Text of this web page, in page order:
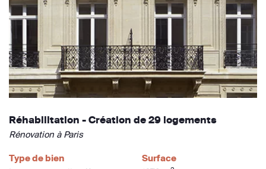
Réhabilitation - Création de 29 logements
Rénovation à Paris
Type de bien
Surface